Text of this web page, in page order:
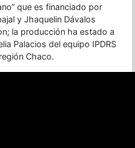
que es financiado por
y Jhaquelin Dávalos
la producción ha estado a
Palacios del equipo IPDRS
Chaco.